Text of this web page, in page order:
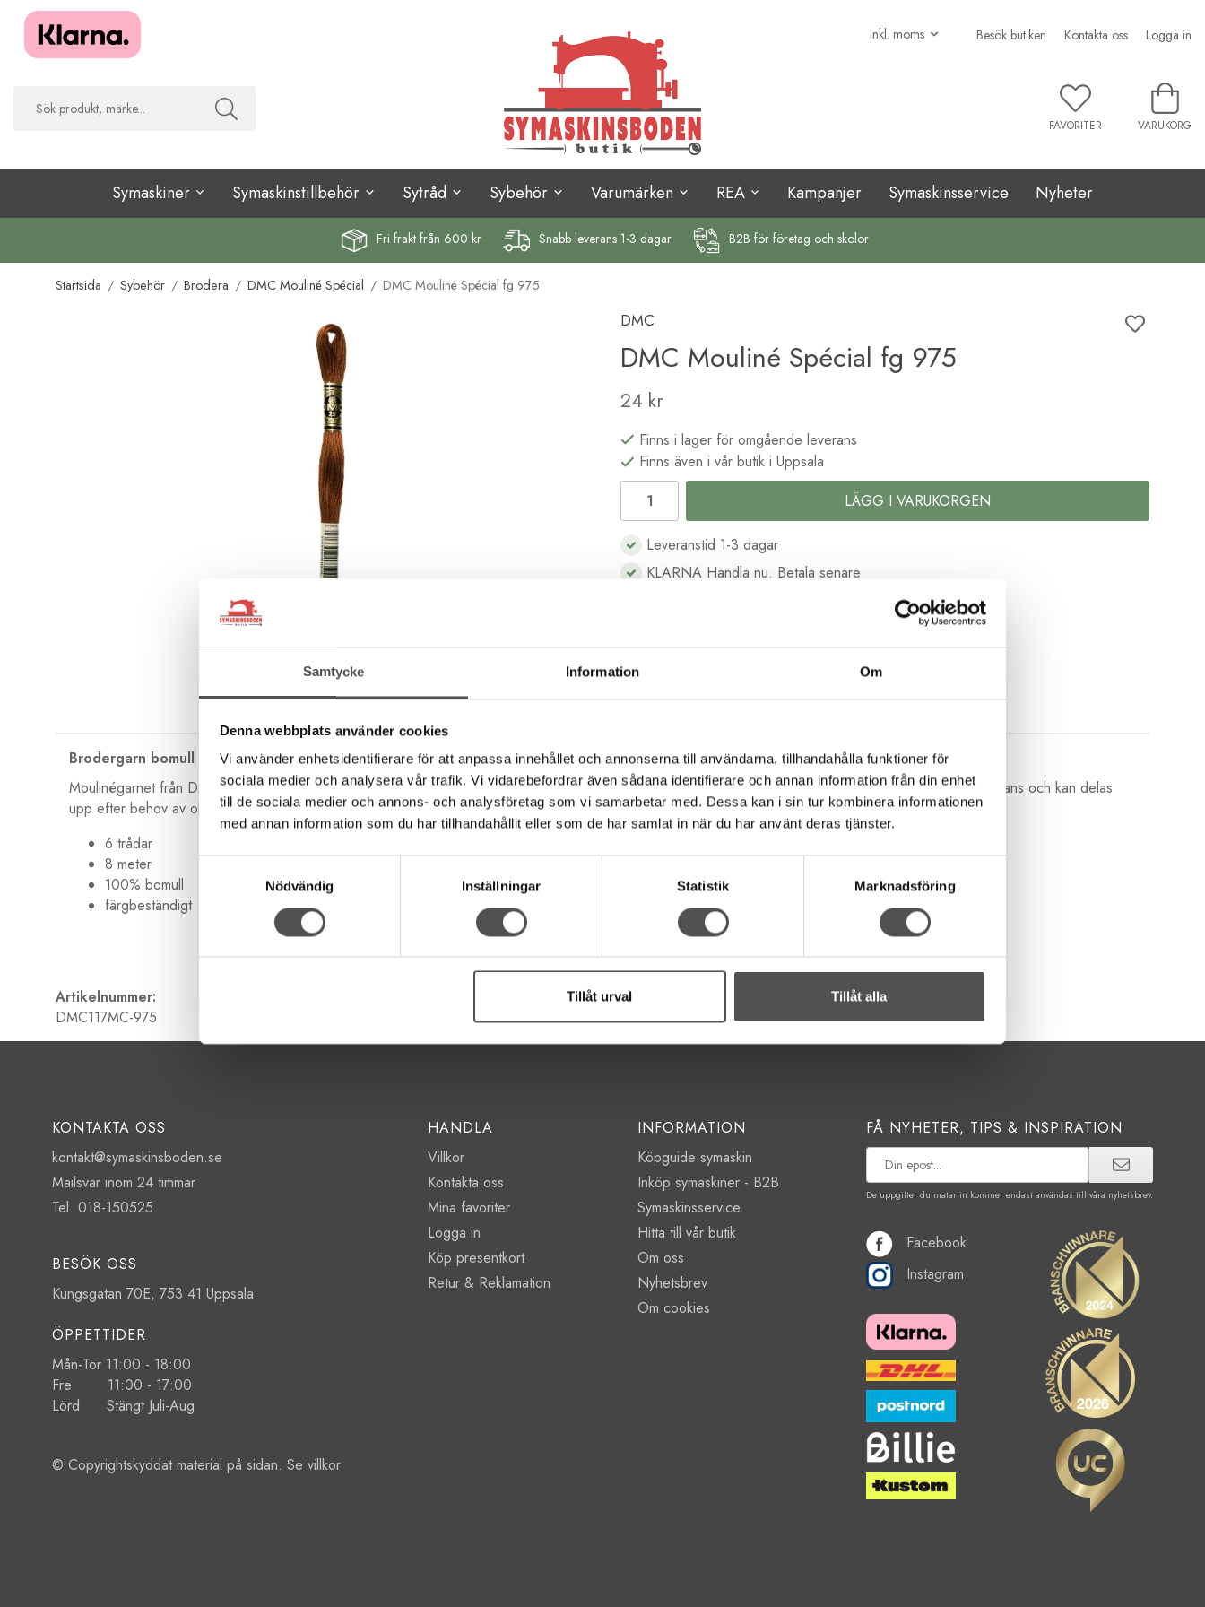
Samtycke Information Om
Denna webbplats använder cookies
Vi använder enhetsidentifierare för att anpassa innehållet och annonserna till användarna, tillhandahålla funktioner för
sociala medier och analysera vår trafik. Vi vidarebefordrar även sådana identifierare och annan information från din enhet
till de sociala medier och annons- och analysföretag som vi samarbetar med. Dessa kan i sin tur kombinera informationen
med annan information som du har tillhandahållit eller som de har samlat in när du har använt deras tjänster.
Nödvändig
Inställningar Statistik Marknadsföring
Tillåt urval Tillåt alla
Besök butiken Kontakta oss Logga in
FAVORITER VARUKORG
Symaskiner Symaskinstillbehör Sytråd Sybehör Varumärken REA Kampanjer Symaskinsservice Nyheter
Fri fraktfrån 600 kr Snabb leverans 1-3 dagar B2B för företag och skolor
Startsida / Sybehör / Brodera / DMC Mouliné Spécial / DMC Mouliné Spécial fg 975
DMC
DMC Mouliné Spécial fg 975
24 kr
Finns i lager för omgående leverans
Finns även i vår butik i Uppsala
LÄGG I VARUKORGEN
Leveranstid 1-3 dagar
KLARNA Handla nu. Betala senare
Brodergarn bomull
Moulinégarnet från DMC är av hög kvalité och passar lika bra till frihandsbroderi som till korsstygnsbroderi. Det består av 6 trådar av bomull med vacker glans och kan delas
upp efter behov av olika grovlekar. Garnet är 8 meter långt och även färgbeständigt.
6 trådar
8 meter
100% bomull
färgbeständigt
Artikelnummer:
DMC117MC-975
KONTAKTA OSS
kontakt@symaskinsboden.se
Mailsvar inom 24 timmar
Tel. 018-150525
BESÖK OSS
Kungsgatan 70E, 753 41 Uppsala
ÖPPETTIDER
Mån-Tor 11:00 - 18:00
Fre 11:00 - 17:00
Lörd Stängt Juli-Aug
© Copyrightskyddat material på sidan. Se villkor
HANDLA
Villkor
Kontakta oss
Mina favoriter
Logga in
Köp presentkort
Retur & Reklamation
INFORMATION
Köpguide symaskin
Inköp symaskiner - B2B
Symaskinsservice
Hitta till vår butik
Om oss
Nyhetsbrev
Om cookies
FÅ NYHETER, TIPS & INSPIRATION
De uppgifter du matar in kommer endast användas till våra nyhetsbrev.
Facebook
Instagram